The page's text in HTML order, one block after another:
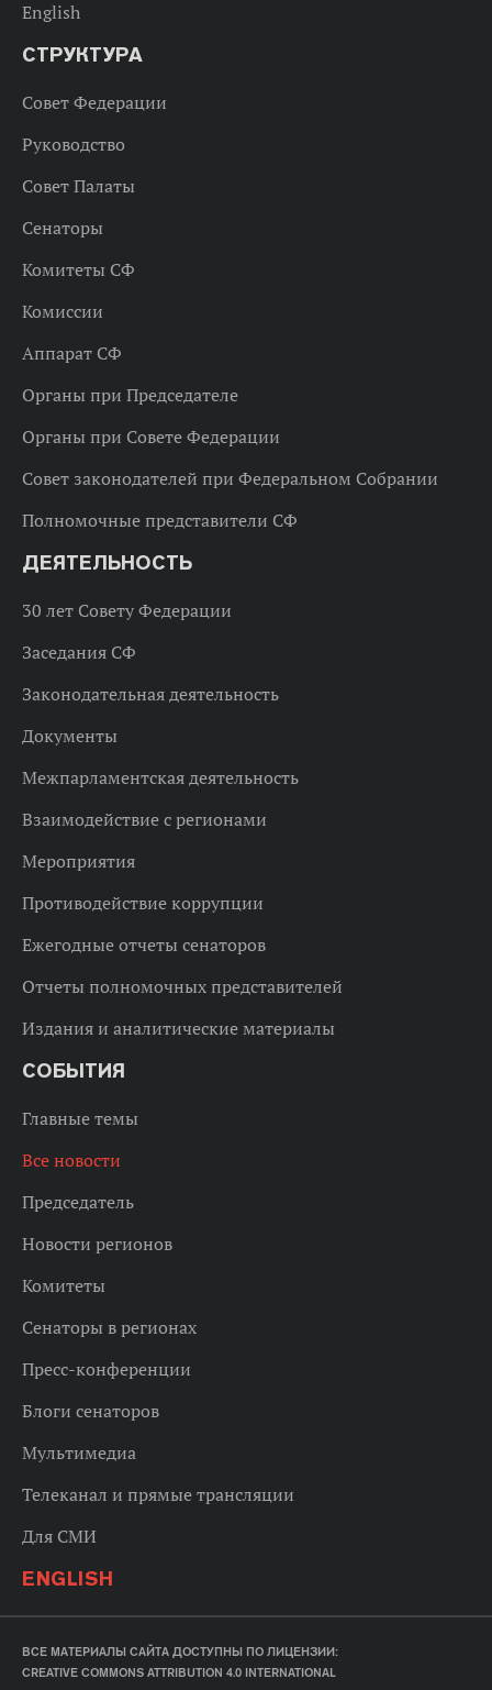
English
СТРУКТУРА
Совет Федерации
Руководство
Совет Палаты
Сенаторы
Комитеты СФ
Комиссии
Аппарат СФ
Органы при Председателе
Органы при Совете Федерации
Совет законодателей при Федеральном Собрании
Полномочные представители СФ
ДЕЯТЕЛЬНОСТЬ
30 лет Совету Федерации
Заседания СФ
Законодательная деятельность
Документы
Межпарламентская деятельность
Взаимодействие с регионами
Мероприятия
Противодействие коррупции
Ежегодные отчеты сенаторов
Отчеты полномочных представителей
Издания и аналитические материалы
СОБЫТИЯ
Главные темы
Все новости
Председатель
Новости регионов
Комитеты
Сенаторы в регионах
Пресс-конференции
Блоги сенаторов
Мультимедиа
Телеканал и прямые трансляции
Для СМИ
ENGLISH
ВСЕ МАТЕРИАЛЫ САЙТА ДОСТУПНЫ ПО ЛИЦЕНЗИИ:
CREATIVE COMMONS ATTRIBUTION 4.0 INTERNATIONAL